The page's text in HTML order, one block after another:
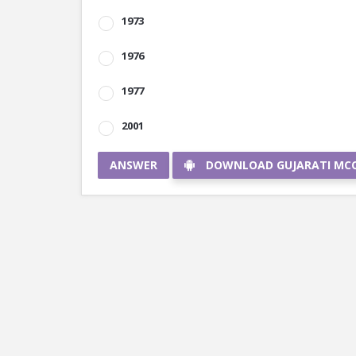
1973
1976
1977
2001
ANSWER DOWNLOAD GUJARATI